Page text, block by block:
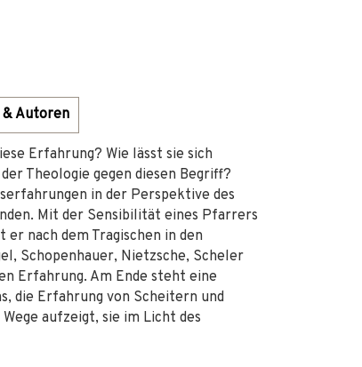
Autoren
Erfahrung? Wie lässt sie sich
Theologie gegen diesen Begriff?
in der Perspektive des
Mit der Sensibilität eines Pfarrers
nach dem Tragischen in den
Schopenhauer, Nietzsche, Scheler
Erfahrung. Am Ende steht eine
die Erfahrung von Scheitern und
aufzeigt, sie im Licht des